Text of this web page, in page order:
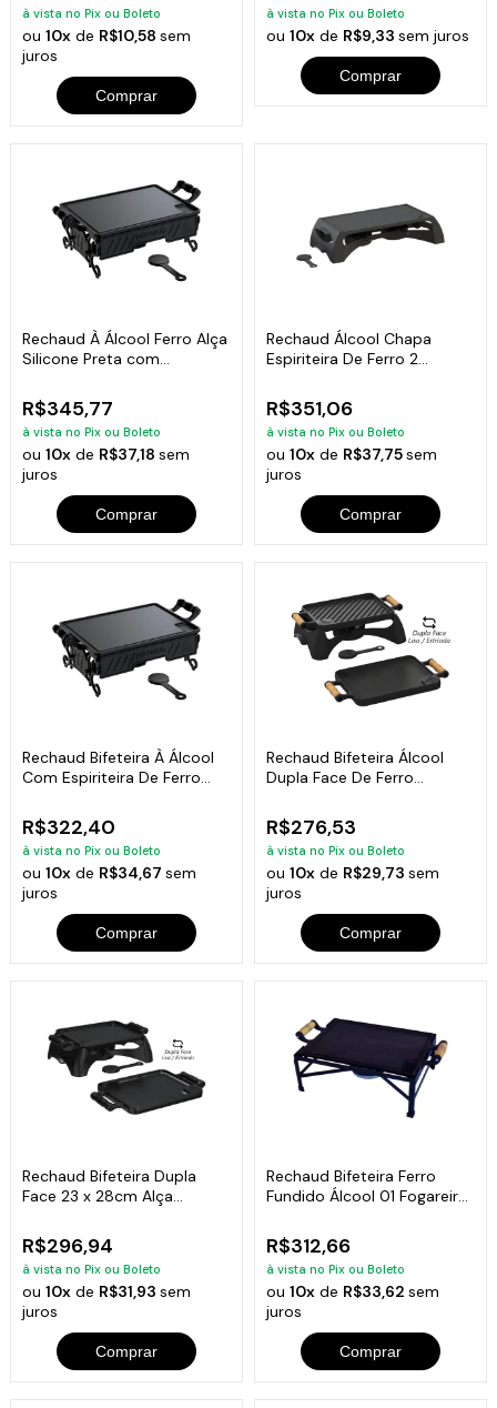
à vista no Pix ou Boleto
ou10x de R$10,58sem
juros
Comprar
à vista no Pix ou Boleto
ou 10xde R$9,33 sem juros
Comprar
Rechaud À Álcool Ferro Alça
Silicone Preta com
R$345,77
à vista no Pix ou Boleto
ou10x de R$37,18sem
juros
Comprar
Rechaud Álcool Chapa
Espiriteira De Ferro 2
R$351,06
à vista no Pix ou Boleto
ou 10xde R$37,75sem
juros
Comprar
Rechaud Bifeteira À Álcool
Com Espiriteira De Ferro
R$322,40
à vista no Pix ou Boleto
ou10x de R$34,67sem
juros
Comprar
Rechaud Bifeteira Álcool
Dupla Face De Ferro
R$276,53
à vista no Pix ou Boleto
ou 10xde R$29,73 sem
juros
Comprar
Rechaud Bifeteira Dupla
Face 23 x 28cm Alça
R$296,94
à vista no Pix ou Boleto
ou10x de R$31,93sem
juros
Comprar
Rechaud Bifeteira Ferro
Fundido Álcool 01 Fogareiro
R$312,66
à vista no Pix ou Boleto
ou 10xde R$33,62 sem
juros
Comprar